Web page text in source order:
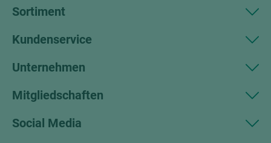
Sortiment
Kundenservice
Unternehmen
Mitgliedschaften
Social Media